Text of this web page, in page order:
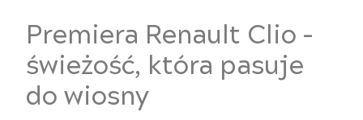
Premiera Renault Clio –
świeżość, która pasuje
do wiosny